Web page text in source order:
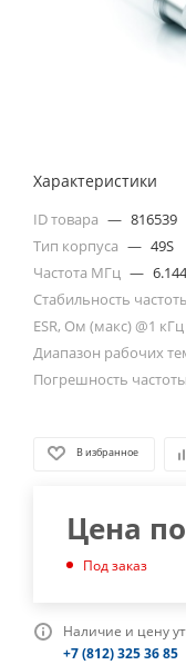
Характеристики
ID товара — 816539
Тип корпуса — 49S
Частота МГц — 6.144
Стабильность
ESR, Ом (макс) @1 кГц
Диапазон рабочих
Погрешность
В избранное
Цена
Под заказ
Наличие и цену
+7 (812) 325 36 85